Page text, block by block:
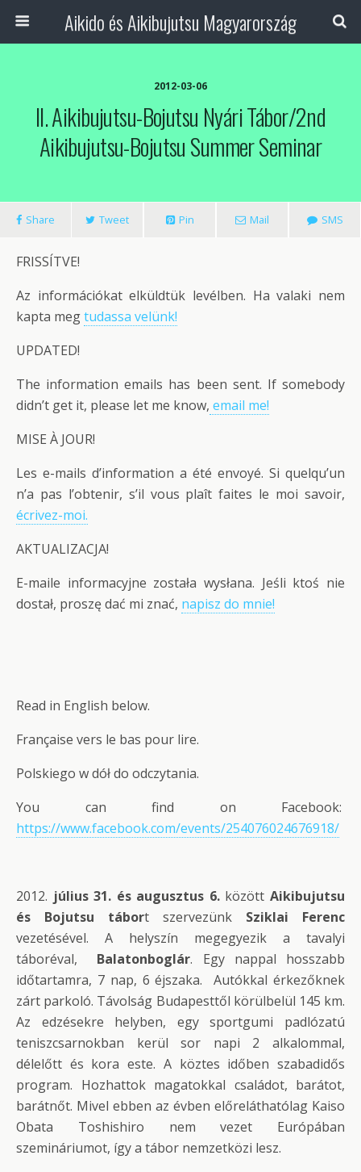
Aikido és Aikibujutsu Magyarország
2012-03-06
II. Aikibujutsu-Bojutsu Nyári Tábor/2nd
Aikibujutsu-Bojutsu Summer Seminar
Share Tweet Pin Mail SMS
FRISSÍTVE!
Az információkat elküldtük levélben. Ha valaki nem
kapta megtudassa velünk!
UPDATED!
The information emails has been sent. If somebody
didn’t get it, please let me know, email me!
MISE À JOUR!
Les e-mails d’information a été envoyé. Si quelqu’un
n’a pas l’obtenir, s’il vous plaît faites le moi savoir,
écrivez-moi.
AKTUALIZACJA!
E-maile informacyjne została wysłana. Jeśli ktoś nie
dostał, proszę dać mi znać, napisz do mnie!
Read in English below.
Française vers le bas pour lire.
Polskiego w dół do odczytania.
You can find on Facebook:
https://www.facebook.com/events/254076024676918/
2012. július 31. és augusztus 6.közöttAikibujutsu
és Bojutsu tábort szervezünk Sziklai Ferenc
vezetésével. A helyszín megegyezik a tavalyi
táboréval, Balatonboglár. Egy nappal hosszabb
időtartamra, 7 nap, 6 éjszaka. Autókkal érkezőknek
zárt parkoló. Távolság Budapesttől körülbelül 145 km.
Az edzésekre helyben, egy sportgumi padlózatú
teniszcsarnokban kerül sor napi 2 alkalommal,
délelőtt és kora este. A köztes időben szabadidős
program. Hozhattok magatokkal családot, barátot,
barátnőt. Mivel ebben az évben előreláthatólag Kaiso
Obata Toshishiro nem vezet Európában
szemináriumot, így a tábor nemzetközi lesz.